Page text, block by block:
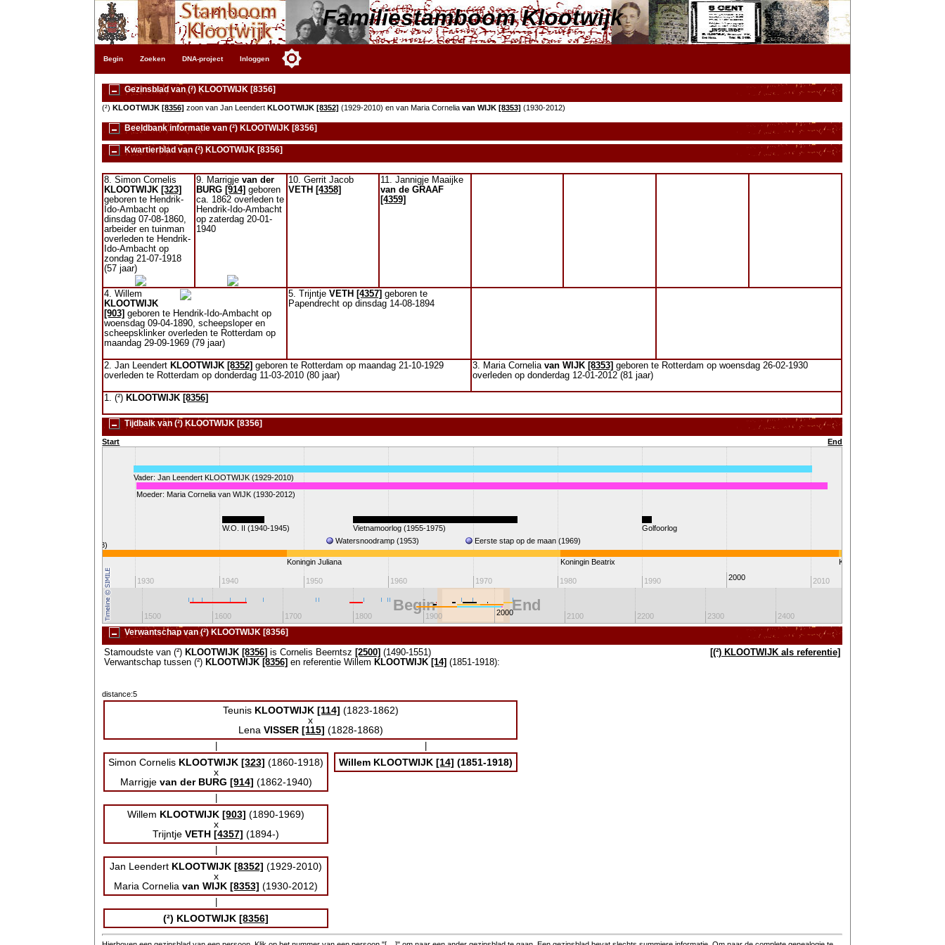
Familiestamboom Klootwijk
Begin Zoeken DNA-project Inloggen
Gezinsblad van (²) KLOOTWIJK [8356]
(²)KLOOTWIJK [8356] zoon van Jan LeendertKLOOTWIJK [8352] (1929-2010) en van Maria Corneliavan WIJK [8353] (1930-2012)
Beeldbank informatie van (²) KLOOTWIJK [8356]
Kwartierblad van (²) KLOOTWIJK [8356]
8. Simon Cornelis
KLOOTWIJK [323]
geboren te Hendrik-
Ido-Ambacht op
dinsdag 07-08-1860,
arbeider en tuinman
overleden te Hendrik-
Ido-Ambacht op
zondag 21-07-1918
(57 jaar)
9. Marrigjevan der
BURG [914] geboren
ca. 1862 overleden te
Hendrik-Ido-Ambacht
op zaterdag 20-01-
1940
10. Gerrit Jacob
VETH [4358]
11. Jannigje Maaijke
van de GRAAF
[4359]
4. Willem
KLOOTWIJK
[903] geboren te Hendrik-Ido-Ambacht op
woensdag 09-04-1890, scheepsloper en
scheepsklinker overleden te Rotterdam op
maandag 29-09-1969 (79 jaar)
5. TrijntjeVETH [4357] geboren te
Papendrecht op dinsdag 14-08-1894
2. Jan Leendert KLOOTWIJK [8352] geboren te Rotterdam op maandag 21-10-1929
overleden te Rotterdam op donderdag 11-03-2010 (80 jaar)
3. Maria Corneliavan WIJK [8353] geboren te Rotterdam op woensdag 26-02-1930
overleden op donderdag 12-01-2012 (81 jaar)
1. (²) KLOOTWIJK [8356]
Tijdbalk van (²) KLOOTWIJK [8356]
Start End
1930 1940 1950 1960 1970 1980 1990 2000 2010
Koning Willem-Alexander
Golfoorlog
Koningin Beatrix
Eerste stap op de maan (1969)
Vietnamoorlog (1955-1975)
Watersnoodramp (1953)
Koningin Juliana
W.O. II (1940-1945)
Moeder: Maria Cornelia van WIJK (1930-2012)
Vader: Jan Leendert KLOOTWIJK (1929-2010)
Spaanse griep (1918)
1500 1600 1700 1800 1900 2000 2100 2200 2300 2400
Begin End
Verwantschap van (²) KLOOTWIJK [8356]
Stamoudste van (²) KLOOTWIJK [8356] is Cornelis Beerntsz [2500] (1490-1551)
Verwantschap tussen (²) KLOOTWIJK [8356] en referentie Willem KLOOTWIJK [14] (1851-1918):
[(²) KLOOTWIJK als referentie]
distance:5
Teunis KLOOTWIJK [114] (1823-1862)
x
Lena VISSER [115] (1828-1868)
Simon Cornelis KLOOTWIJK [323] (1860-1918)
x
Marrigje van der BURG [914] (1862-1940)
Willem KLOOTWIJK [14] (1851-1918)
Willem KLOOTWIJK [903] (1890-1969)
x
TrijntjeVETH [4357] (1894-)
Jan Leendert KLOOTWIJK [8352] (1929-2010)
x
Maria Corneliavan WIJK [8353] (1930-2012)
(²) KLOOTWIJK [8356]